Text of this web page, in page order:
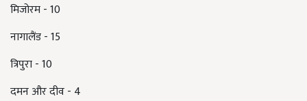
मिजोरम - 10
नागालैंड - 15
त्रिपुरा - 10
दमन और दीव - 4